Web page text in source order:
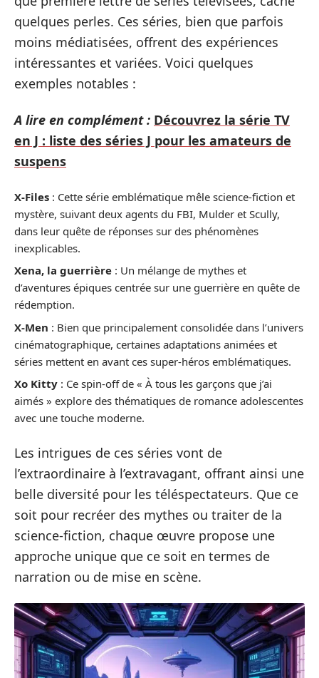
quelques perles. Ces séries, bien que parfois
moins médiatisées, offrent des expériences
intéressantes et variées. Voici quelques
exemples notables :
A lire en complément : Découvrez la série TV
en J : liste des séries J pour les amateurs de
suspens
X-Files : Cette série emblématique mêle science-fiction et
mystère, suivant deux agents du FBI, Mulder et Scully,
dans leur quête de réponses sur des phénomènes
inexplicables.
Xena, la guerrière : Un mélange de mythes et
d’aventures épiques centrée sur une guerrière en quête de
rédemption.
X-Men : Bien que principalement consolidée dans l’univers
cinématographique, certaines adaptations animées et
séries mettent en avant ces super-héros emblématiques.
Xo Kitty : Ce spin-off de « À tous les garçons que j’ai
aimés » explore des thématiques de romance adolescentes
avec une touche moderne.
Les intrigues de ces séries vont de
l’extraordinaire à l’extravagant, offrant ainsi une
belle diversité pour les téléspectateurs. Que ce
soit pour recréer des mythes ou traiter de la
science-fiction, chaque œuvre propose une
approche unique que ce soit en termes de
narration ou de mise en scène.